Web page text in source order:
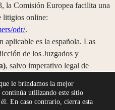
la Comisión Europea facilita una
litigios online:
odr/.
aplicable es la española. Las
de los Juzgados y
, salvo imperativo legal de
le brindamos la mejor
utilizando este sitio
En caso contrario, cierra esta